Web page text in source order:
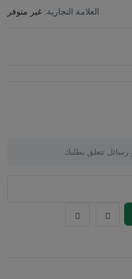
العلامة التجارية: غير متوفر